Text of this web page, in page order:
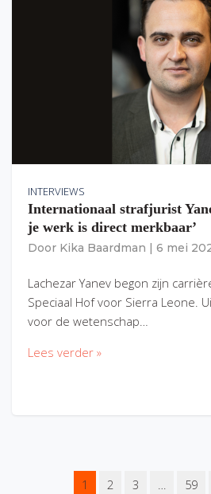
INTERVIEWS
Internationaal strafjurist
je werk is direct merkbaar’
Door Kika Baardman 6 mei
Lachezar Yanev begon zijn
Speciaal Hof voor Sierra Leone.
voor de wetenschap…
Lees verder »
1 2 3 … 59